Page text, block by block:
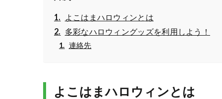
よこはまハロウィンとは
多彩なハロウィングッズを利用しよう！
連絡先
よこはまハロウィンとは